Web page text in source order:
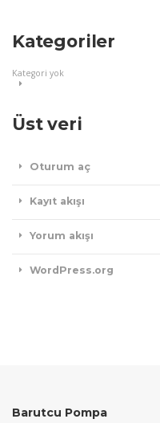
Kategoriler
Kategori yok
Üst veri
Oturum aç
Kayıt akışı
Yorum akışı
WordPress.org
Barutcu Pompa